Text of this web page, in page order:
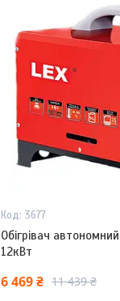
3677
Обігрівач
12кВт
6 469 ₴ 11 439 ₴